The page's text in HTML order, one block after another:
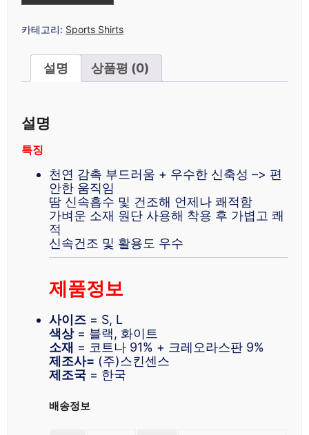
카테고리: Sports Shirts
설명 상품평 (0)
설명
특징
천연 감촉 부드러움 + 우수한 신축성 –> 편
안한 움직임
땀 신속흡수 및 건조해 언제나 쾌적함
가벼운 소재 원단 사용해 착용 후 가볍고 쾌
적
신속건조 및 활용도 우수
제품정보
사이즈 = S, L
색상= 블랙, 화이트
소재 = 코트나 91% + 크레오라스판 9%
제조사= (주)스킨센스
제조국 = 한국
배송정보